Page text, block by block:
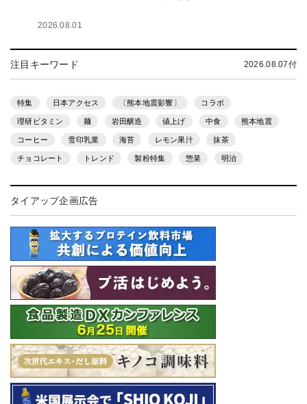
2026.08.01
注目キーワード 2026.08.07付
特集 日本アクセス 〔熊本地震影響〕 コラボ
理研ビタミン 麺 岩田醸造 値上げ 中食 熊本地震
コーヒー 雪印乳業 海苔 レモン果汁 抹茶
チョコレート トレンド 製粉特集 惣菜 明治
タイアップ企画広告